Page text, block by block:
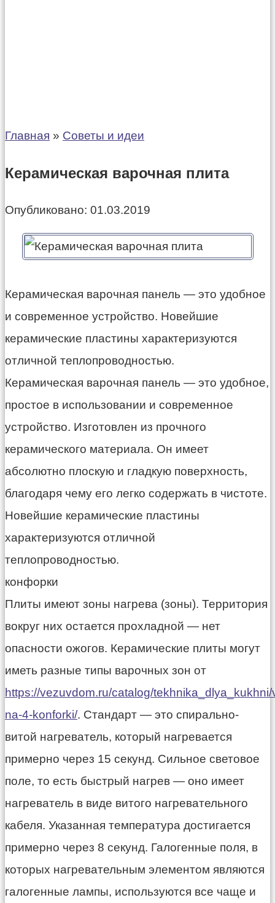
Главная » Советы и идеи
Керамическая варочная плита
Опубликовано: 01.03.2019
Керамическая варочная панель — это удобное
и современное устройство. Новейшие
керамические пластины характеризуются
отличной теплопроводностью.
Керамическая варочная панель — это удобное,
простое в использовании и современное
устройство. Изготовлен из прочного
керамического материала. Он имеет
абсолютно плоскую и гладкую поверхность,
благодаря чему его легко содержать в чистоте.
Новейшие керамические пластины
характеризуются отличной
теплопроводностью.
конфорки
Плиты имеют зоны нагрева (зоны). Территория
вокруг них остается прохладной — нет
опасности ожогов. Керамические плиты могут
иметь разные типы варочных зон от
https://vezuvdom.ru/catalog/
na-4-konforki/. Стандарт — это спирально-
витой нагреватель, который нагревается
примерно через 15 секунд. Сильное световое
поле, то есть быстрый нагрев — оно имеет
нагреватель в виде витого нагревательного
кабеля. Указанная температура достигается
примерно через 8 секунд. Галогенные поля, в
которых нагревательным элементом являются
галогенные лампы, используются все чаще и